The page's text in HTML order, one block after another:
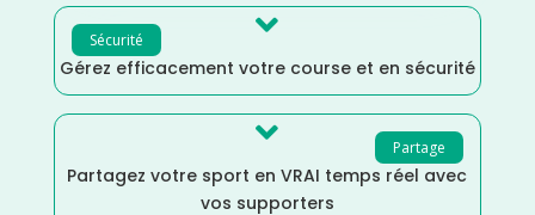
Sécurité 
Gérez efficacement votre course et en sécurité
Partage

Partagez votre sport en VRAI temps réel avec
vos supporters